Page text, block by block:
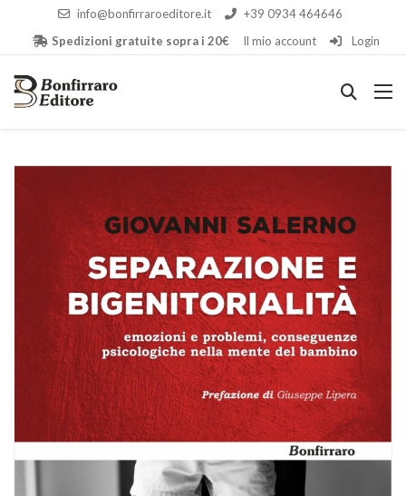
info@bonfirraroeditore.it
+39 0934 464646
Spedizioni gratuite sopra i 20€
Il mio account Login